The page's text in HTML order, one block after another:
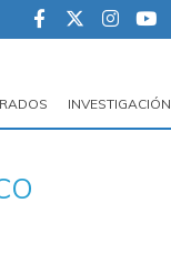
INVESTIGACIÓN